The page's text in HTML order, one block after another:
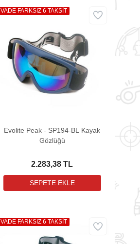
Evolite Peak - SP194-BL Kayak
Gözlüğü
2.283,38 TL
VADE FARKSIZ 6 TAKSİT
VADE FARKSIZ 6 TAKSİT